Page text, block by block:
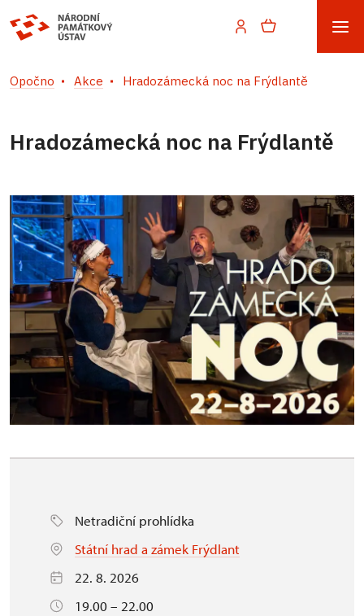
Opočno Akce Hradozámecká noc na Frýdlantě
Hradozámecká noc na Frýdlantě
Netradiční prohlídka
Státní hrad a zámek Frýdlant
22. 8. 2026
19.00 – 22.00